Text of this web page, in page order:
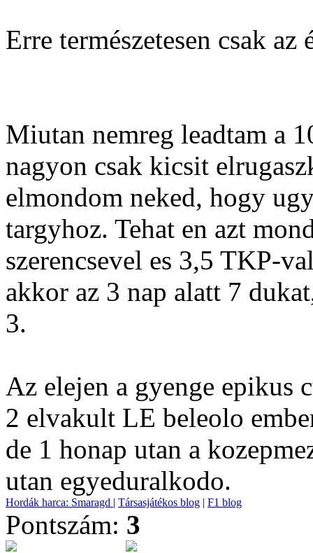
Erre természetesen csak
Miutan nemreg leadtam a
nagyon csak kicsit
elmondom neked, hogy
targyhoz. Tehat en azt
szerencsevel es 3,5 TKP-
akkor az 3 nap alatt 7
3.
Az elejen a gyenge epikus
2 elvakult LE beleolo
de 1 honap utan a
utan egyeduralkodo.
Hordák harca: Smaragd | Társasjátékos blog | F1 blog
Pontszám: 3